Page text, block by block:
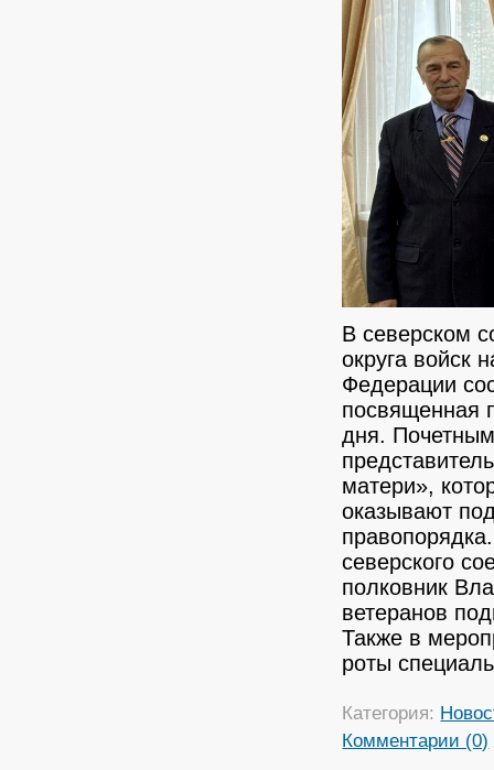
В северском
округа войск
Федерации
посвященная
дня.
матери»,
оказывают
северского
полковник
ветеранов
Также в
роты
Категория:
Комментарии (0)